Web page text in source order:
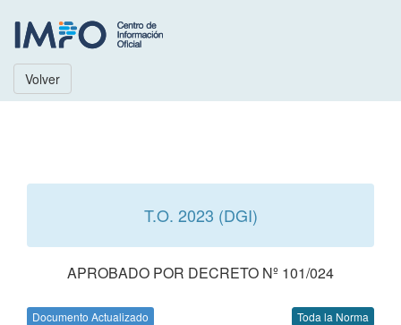
Volver
T.O. 2023 (DGI)
APROBADO POR DECRETO Nº 101/024
Documento Actualizado Toda la Norma